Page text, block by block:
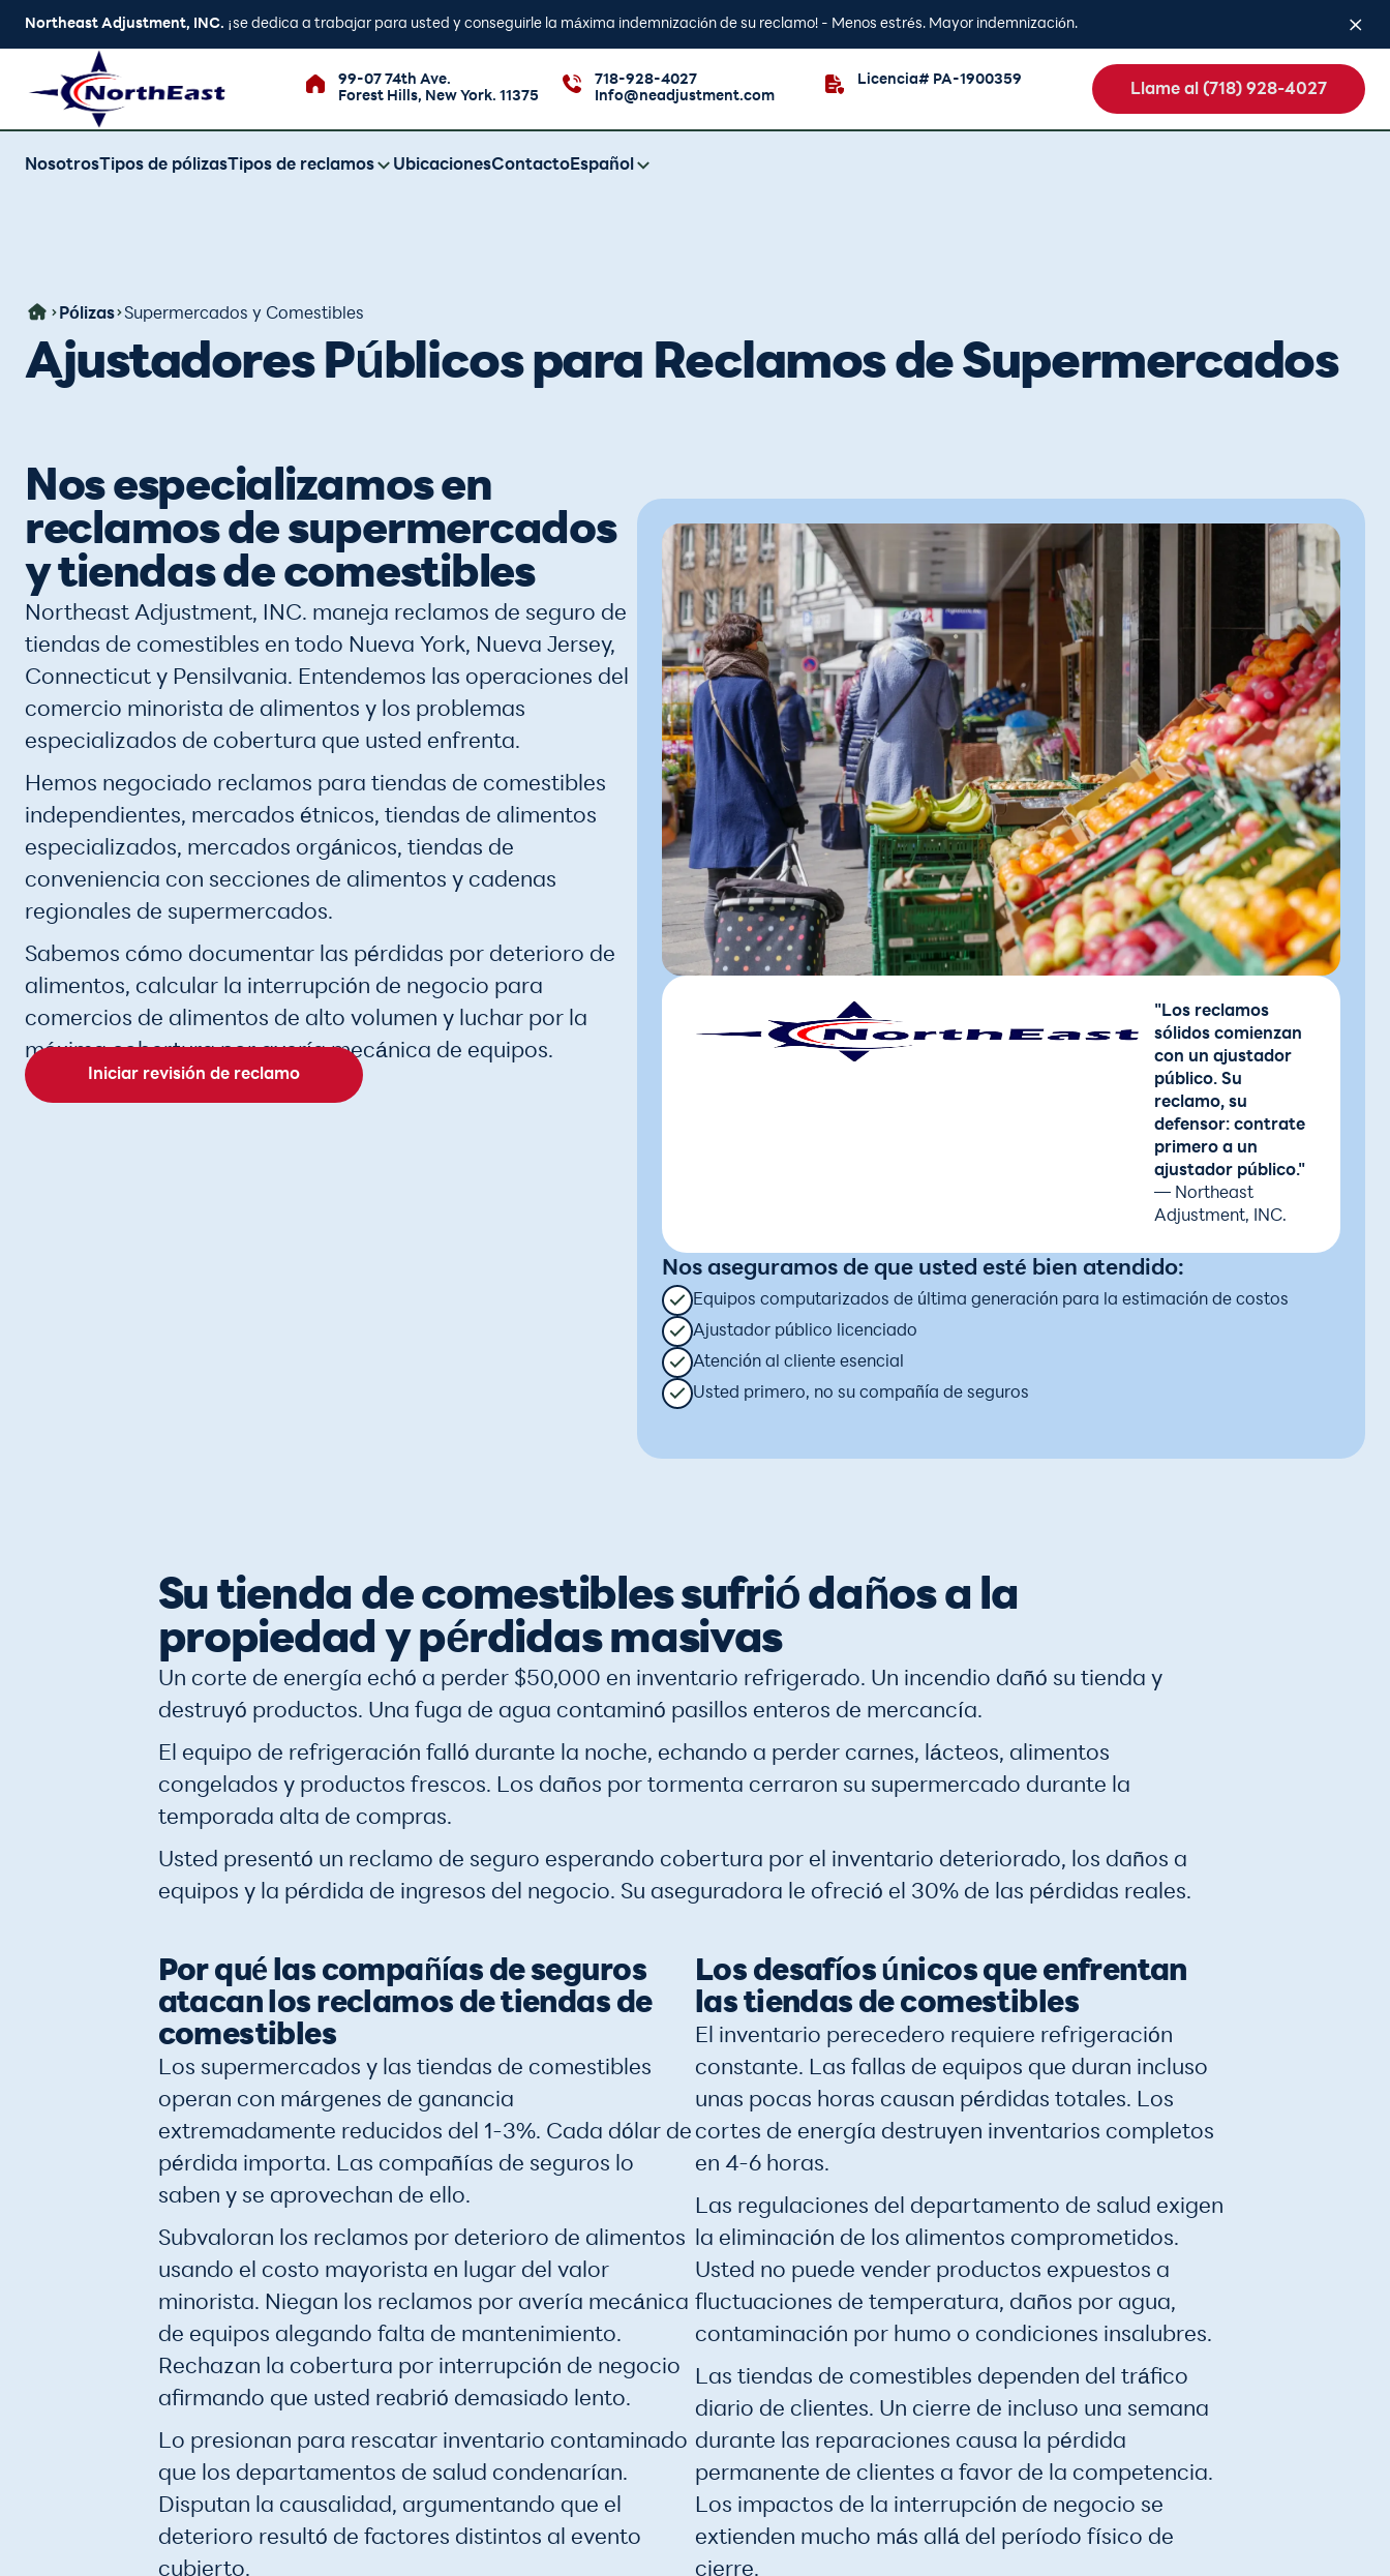
Northeast Adjustment, INC. ¡se dedica a trabajar para usted y conseguirle la máxima indemnización de su reclamo! - Menos estrés. Mayor indemnización.
99-07 74th Ave.
Forest Hills, New York. 11375
718-928-4027
Info@neadjustment.com
Licencia# PA-1900359
Llame al (718) 928-4027
Nosotros Tipos de pólizas Tipos de reclamos UbicacionesContactoEspañol
Pólizas Supermercados y Comestibles
Ajustadores Públicos para Reclamos de Supermercados
Nos especializamos en
reclamos de supermercados
y tiendas de comestibles
Northeast Adjustment, INC. maneja reclamos de seguro de
tiendas de comestibles en todo Nueva York, Nueva Jersey,
Connecticut y Pensilvania. Entendemos las operaciones del
comercio minorista de alimentos y los problemas
especializados de cobertura que usted enfrenta.
Hemos negociado reclamos para tiendas de comestibles
independientes, mercados étnicos, tiendas de alimentos
especializados, mercados orgánicos, tiendas de
conveniencia con secciones de alimentos y cadenas
regionales de supermercados.
Sabemos cómo documentar las pérdidas por deterioro de
alimentos, calcular la interrupción de negocio para
comercios de alimentos de alto volumen y luchar por la
máxima cobertura por avería mecánica de equipos.
Iniciar revisión de reclamo
"Los reclamos
sólidos comienzan
con un ajustador
público. Su
reclamo, su
defensor: contrate
primero a un
ajustador público."
— Northeast
Adjustment, INC.
Nos aseguramos de que usted esté bien atendido:
Equipos computarizados de última generación para la estimación de costos
Ajustador público licenciado
Atención al cliente esencial
Usted primero, no su compañía de seguros
Su tienda de comestibles sufrió daños a la
propiedad y pérdidas masivas
Un corte de energía echó a perder $50,000 en inventario refrigerado. Un incendio dañó su tienda y
destruyó productos. Una fuga de agua contaminó pasillos enteros de mercancía.
El equipo de refrigeración falló durante la noche, echando a perder carnes, lácteos, alimentos
congelados y productos frescos. Los daños por tormenta cerraron su supermercado durante la
temporada alta de compras.
Usted presentó un reclamo de seguro esperando cobertura por el inventario deteriorado, los daños a
equipos y la pérdida de ingresos del negocio. Su aseguradora le ofreció el 30% de las pérdidas reales.
Por qué las compañías de seguros
atacan los reclamos de tiendas de
comestibles
Los supermercados y las tiendas de comestibles
operan con márgenes de ganancia
extremadamente reducidos del 1-3%. Cada dólar de
pérdida importa. Las compañías de seguros lo
saben y se aprovechan de ello.
Subvaloran los reclamos por deterioro de alimentos
usando el costo mayorista en lugar del valor
minorista. Niegan los reclamos por avería mecánica
de equipos alegando falta de mantenimiento.
Rechazan la cobertura por interrupción de negocio
afirmando que usted reabrió demasiado lento.
Lo presionan para rescatar inventario contaminado
que los departamentos de salud condenarían.
Disputan la causalidad, argumentando que el
deterioro resultó de factores distintos al evento
cubierto.
Los desafíos únicos que enfrentan
las tiendas de comestibles
El inventario perecedero requiere refrigeración
constante. Las fallas de equipos que duran incluso
unas pocas horas causan pérdidas totales. Los
cortes de energía destruyen inventarios completos
en 4-6 horas.
Las regulaciones del departamento de salud exigen
la eliminación de los alimentos comprometidos.
Usted no puede vender productos expuestos a
fluctuaciones de temperatura, daños por agua,
contaminación por humo o condiciones insalubres.
Las tiendas de comestibles dependen del tráfico
diario de clientes. Un cierre de incluso una semana
durante las reparaciones causa la pérdida
permanente de clientes a favor de la competencia.
Los impactos de la interrupción de negocio se
extienden mucho más allá del período físico de
cierre.